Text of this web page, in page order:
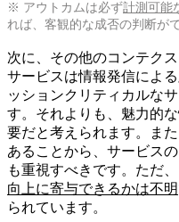
※ アウトカムは必ず計測可能
れば、客観的な成否の判断が
次に、その他のコンテク
サービスは情報発信によ
ッションクリティカルな
す。それよりも、魅力的
要だと考えられます。ま
あることから、サービス
も重視すべきです。ただ
向上に寄与できるかは不明
られています。